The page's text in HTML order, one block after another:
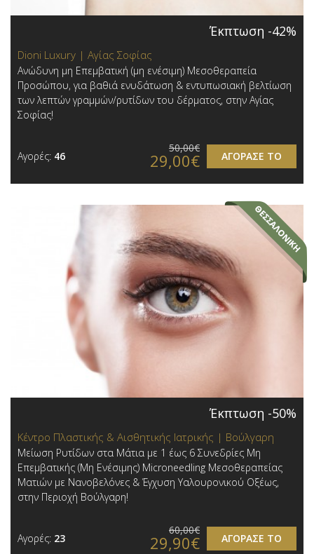
Έκπτωση -42%
Dioni Luxury | Αγίας Σοφίας
Ανώδυνη μη Επεμβατική (μη ενέσιμη) Μεσοθεραπεία
Προσώπου, για βαθιά ενυδάτωση & εντυπωσιακή βελτίωση
των λεπτών γραμμών/ρυτίδων του δέρματος, στην Αγίας
Σοφίας!
Αγορές: 46 ΑΓΟΡΑΣΕ ΤΟ
50,00€
29,00€
Έκπτωση -50%
Κέντρο Πλαστικής & Αισθητικής Ιατρικής | Βούλγαρη
Μείωση Ρυτίδων στα Μάτια με 1 έως 6 Συνεδρίες Μη
Επεμβατικής (Μη Ενέσιμης) Microneedling Μεσοθεραπείας
Ματιών με Νανοβελόνες & Έγχυση Υαλουρονικού Οξέως,
στην Περιοχή Βούλγαρη!
Αγορές: 23 ΑΓΟΡΑΣΕ ΤΟ
60,00€
29,90€